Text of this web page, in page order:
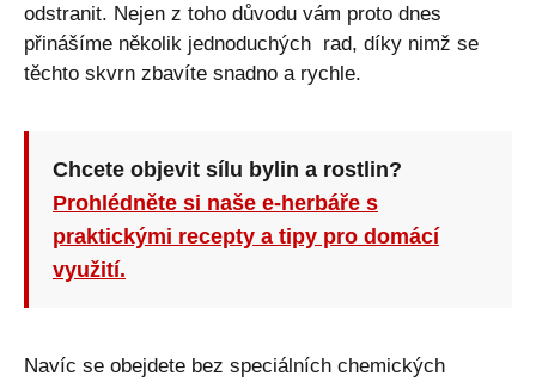
odstranit. Nejen z toho důvodu vám proto dnes
přinášíme několik jednoduchých rad, díky nimž se
těchto skvrn zbavíte snadno a rychle.
Chcete objevit sílu bylin a rostlin?
Prohlédněte si naše e-herbáře s
praktickými recepty a tipy pro domácí
využití.
Navíc se obejdete bez speciálních chemických